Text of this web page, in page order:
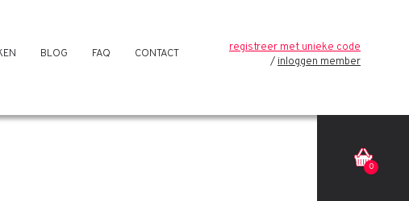
BLOG FAQ CONTACT
registreer met unieke code
inloggen member
0